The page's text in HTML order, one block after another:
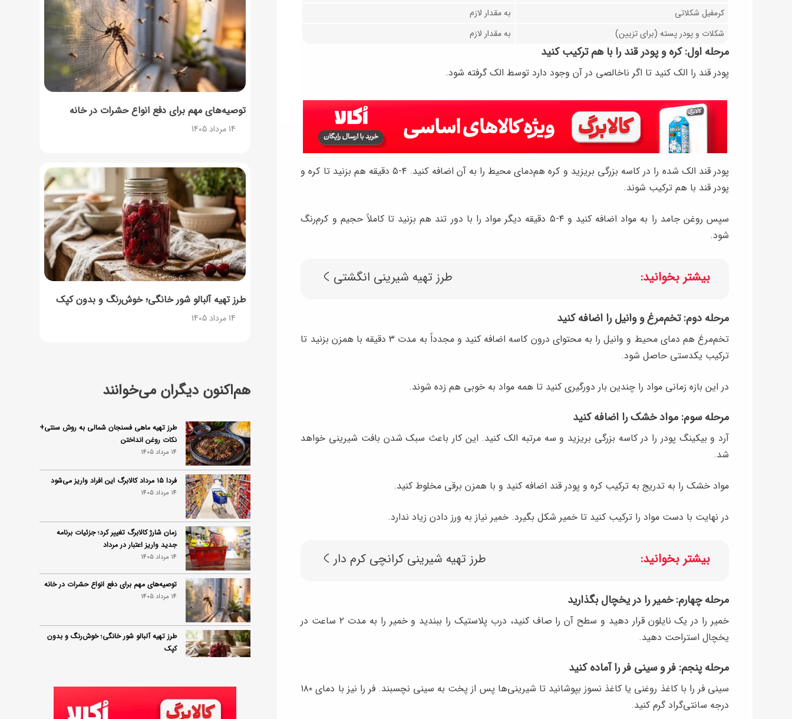
کرمفیل شکلاتی
به مقدار لازم
شکلات و پودر پسته (برای تزیین)
به مقدار لازم
مرحله اول: کره و پودر قند را با هم ترکیب کنید
پودر قند را الک کنید تا اگر ناخالصی در آن وجود دارد توسط الک گرفته شود.
پودر قند الک شده را در کاسه بزرگی بریزید و کره هم‌دمای محیط را به آن اضافه کنید. ۴-۵ دقیقه هم بزنید تا کره و
پودر قند با هم ترکیب شوند.
سپس روغن جامد را به مواد اضافه کنید و ۴-۵ دقیقه دیگر مواد را با دور تند هم بزنید تا کاملاً حجیم و کرم‌رنگ
شود.
بیشتر بخوانید: طرز تهیه شیرینی انگشتی
مرحله دوم: تخم‌مرغ و وانیل را اضافه کنید
تخم‌مرغ هم دمای محیط و وانیل را به محتوای درون کاسه اضافه کنید و مجدداً به مدت ۳ دقیقه با همزن بزنید تا
ترکیب یکدستی حاصل شود.
در این بازه زمانی مواد را چندین بار دورگیری کنید تا همه مواد به خوبی هم زده شوند.
مرحله سوم: مواد خشک را اضافه کنید
آرد و بیکینگ پودر را در کاسه بزرگی بریزید و سه مرتبه الک کنید. این کار باعث سبک شدن بافت شیرینی خواهد
شد.
مواد خشک را به تدریج به ترکیب کره و پودر قند اضافه کنید و با همزن برقی مخلوط کنید.
در نهایت با دست مواد را ترکیب کنید تا خمیر شکل بگیرد. خمیر نیاز به ورز دادن زیاد ندارد.
بیشتر بخوانید: طرز تهیه شیرینی کرانچی کرم دار
مرحله چهارم: خمیر را در یخچال بگذارید
خمیر را در یک نایلون قرار دهید و سطح آن را صاف کنید، درب پلاستیک را ببندید و خمیر را به مدت ۲ ساعت در
یخچال استراحت دهید.
مرحله پنجم: فر و سینی فر را آماده کنید
سینی فر را با کاغذ روغنی یا کاغذ نسوز بپوشانید تا شیرینی‌ها پس از پخت به سینی نچسبند. فر را نیز با دمای ۱۸۰
درجه سانتی‌گراد گرم کنید.
توصیه‌های مهم برای دفع انواع حشرات در خانه
14 مرداد 1405
طرز تهیه آلبالو شور خانگی؛ خوش‌رنگ و بدون کپک
14 مرداد 1405
هم‌اکنون دیگران می‌خوانند
طرز تهیه ماهی فسنجان شمالی به روش سنتی+
نکات روغن انداختن
14 مرداد 1405
فردا ۱۵ مرداد کالابرگ این افراد واریز می‌شود
14 مرداد 1405
زمان شارژ کالابرگ تغییر کرد؛ جزئیات برنامه
جدید واریز اعتبار در مرداد
14 مرداد 1405
توصیه‌های مهم برای دفع انواع حشرات در خانه
14 مرداد 1405
طرز تهیه آلبالو شور خانگی؛ خوش‌رنگ و بدون
کپک
طرز تهیه پنکیک با شیره انگور؛ صبحانه‌ای سالم و
انرژی‌بخش
14 مرداد 1405